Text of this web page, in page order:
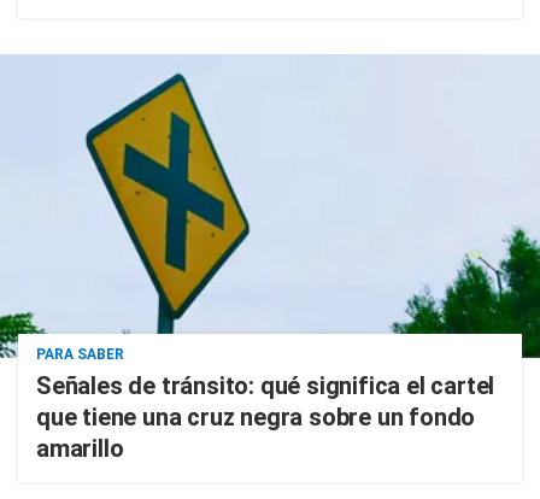
PARA SABER
Señales de tránsito: qué significa el cartel
que tiene una cruz negra sobre un fondo
amarillo